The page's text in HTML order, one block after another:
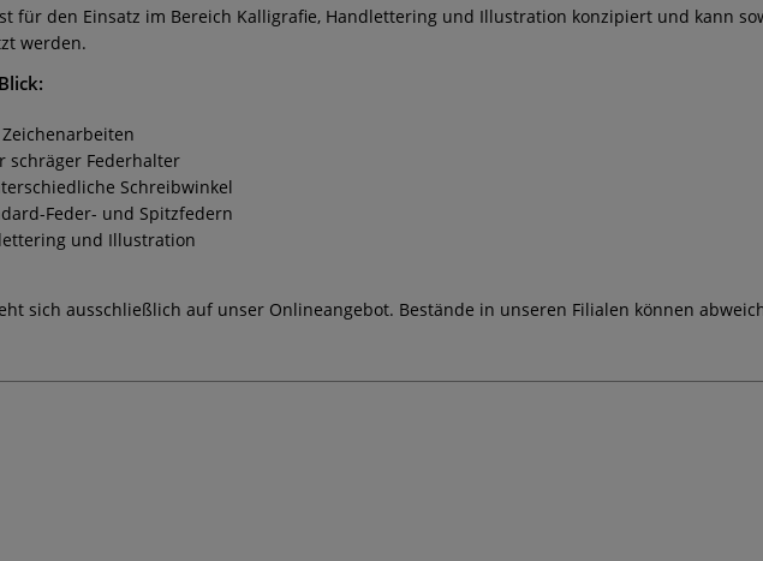
für den Einsatz im Bereich Kalligrafie, Handlettering und Illustration konzipiert und kann
werden.
schräger Federhalter
Schreibwinkel
Feder- und Spitzfedern
und Illustration
sich ausschließlich auf unser Onlineangebot. Bestände in unseren Filialen können